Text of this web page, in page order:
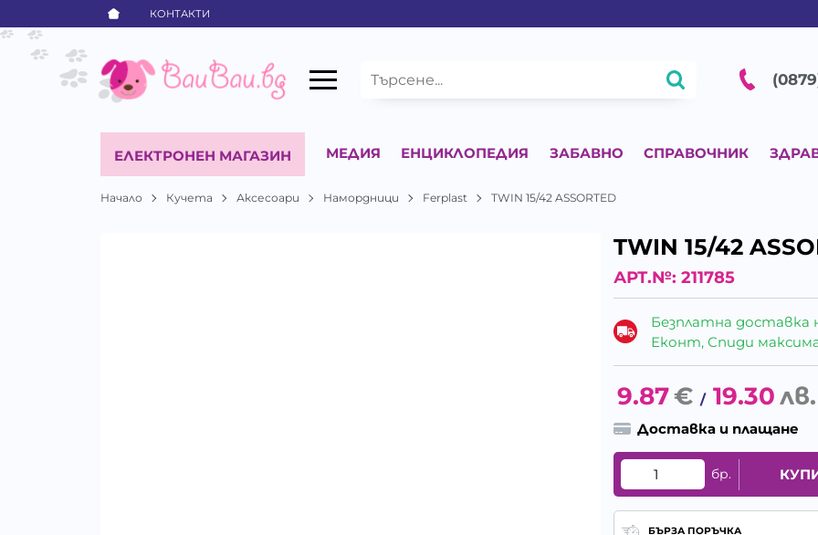
КОНТАКТИ
ЕЛЕКТРОНЕН МАГАЗИН МЕДИЯ ЕНЦИКЛОПЕДИЯ ЗАБАВНО СПРАВОЧНИК
Начало Кучета Аксесоари Намордници Ferplast TWIN 15/42 ASSORTED
TWIN 15/42
АРТ.№: 211785
Безплатна доставка
Еконт, Спиди
9.87€ / 19.30лв.
Доставка и плащане
бр.
БЪРЗА ПОРЪЧКА